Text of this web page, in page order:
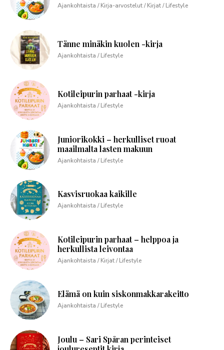
Ajankohtaista / Kirja-arvostelut / Kirjat / Lifestyle
Tänne minäkin kuolen -kirja
Ajankohtaista / Lifestyle
Kotileipurin parhaat -kirja
Ajankohtaista / Lifestyle
Juniorikokki – herkulliset ruoat
maailmalta lasten makuun
Ajankohtaista / Lifestyle
Kasvisruokaa kaikille
Ajankohtaista / Lifestyle
Kotileipurin parhaat – helppoa ja
herkullista leivontaa
Ajankohtaista / Kirjat / Lifestyle
Elämä on kuin siskonmakkarakeitto
Ajankohtaista / Lifestyle
Joulu – Sari Spåran perinteiset